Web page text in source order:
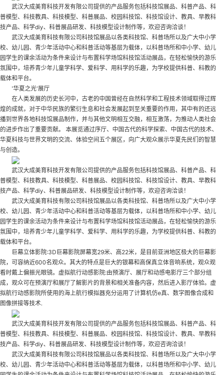
武汉大成美育科技开发有限公司提供的产品服务包括科技馆展品、科普产品、科
普模型、科技教具、科技模型、科普展品、校园科技馆、科技馆设计、教具、早教科
技产品、科学diy、科普展品研发、科技模型设计制作等，欢迎咨询洽谈！
武汉大成美育科技有限公司科技馆展品以各类科技馆、科普场所以及广大中小学
校、幼儿园、青少年活动中心和科普活动等基层为载体，以科普场所和中小学、幼儿
园学生的课余活动为条件来设计与布置科学场馆科技馆活动展品 ，在轻松愉快的游乐
氛围中，培养青少年儿童学科学、爱科学、用科学的乐趣，为学校提供科普、科教的
载体和平台。
'华夏之光'展厅
在人类发展的历史长河中，古老的中国曾经在自然科学和工程技术领域取得过辉
煌的成就，对于中华民族的繁衍生息和社会发展起到至关重要的作用，其中有的还远
播到世界各地科技馆展品制作，并与其他文明相互交融，相互激荡，为推动人类社会
的进步作出了重要贡献。 本展览通过序厅、中国古代的科学探索、中国古代的技术、
华夏科技与世界文明的交流、体验空间五个展区，向广大观众展示华夏先民们的智慧
与创造。
武汉大成美育科技开发有限公司提供的产品服务包括科技馆展品、科普产品、科
普模型、科技教具、科技模型、科普展品、校园科技馆、科技馆设计、教具、早教科
技产品、科学diy、科普展品研发、科技模型设计制作等，欢迎咨询洽谈！
武汉大成美育科技有限公司科技馆展品以各类科技馆、科普场所以及广大中小学
校、幼儿园、青少年活动中心和科普活动等基层为载体，以科普场所和中小学、幼儿
园学生的课余活动为条件来设计与布置科学场馆科技馆活动展品 ，在轻松愉快的游乐
氛围中，培养青少年儿童学科学、爱科学、用科学的乐趣，为学校提供科普、科教的
载体和平台。
巨幕立体影院:3D巨幕影院屏幕宽29米、高22米，是目前亚洲地区极大的巨幕影
院，可容纳近600名观众。其大的特点是巨大的银幕和高保真立体音响系统，观众观
看时戴上偏振光眼镜。虚拟航行动感影院:由预演厅、展厅和动感电影厅三个部分组
成，观众可在预演厅和展厅了解影片的背景和相关准备内容，然后进入影厅体验。虚
拟航行动感影院所使用的海上航行模拟器充分运用了计算机仿e真、数字图像合成和
图像拼接等技术.
武汉大成美育科技开发有限公司提供的产品服务包括科技馆展品、科普产品、科
普模型、科技教具、科技模型、科普展品、校园科技馆、科技馆设计、教具、早教科
技产品、科学diy、科普展品研发、科技模型设计制作等，欢迎咨询洽谈！
武汉大成美育科技有限公司科技馆展品以各类科技馆、科普场所以及广大中小学
校、幼儿园、青少年活动中心和科普活动等基层为载体，以科普场所和中小学、幼儿